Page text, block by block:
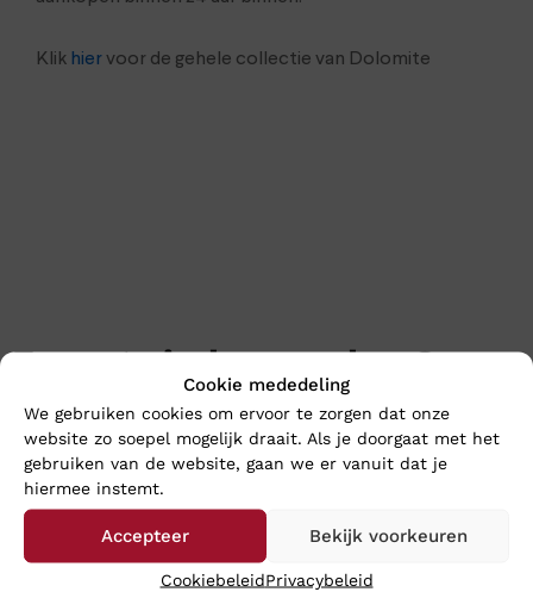
Cookie mededeling
We gebruiken cookies om ervoor te zorgen dat onze
website zo soepel mogelijk draait. Als je doorgaat met het
gebruiken van de website, gaan we er vanuit dat je
hiermee instemt.
Accepteer Bekijk voorkeuren
CookiebeleidPrivacybeleid
Klik hiervoor de gehele collectie van Dolomite
En wat vind u van deze?